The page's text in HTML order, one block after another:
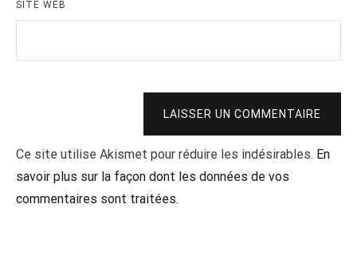
SITE WEB
LAISSER UN COMMENTAIRE
Ce site utilise Akismet pour réduire les indésirables. En
savoir plus sur la façon dont les données de vos
commentaires sont traitées.